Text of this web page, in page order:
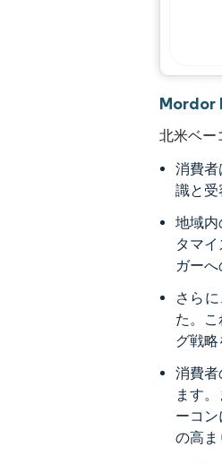
Mordor
北米ベー
消費
識と受
地域
タマ
ガー
さら
た。
グ戦
消費
ます
ーコ
の高ま